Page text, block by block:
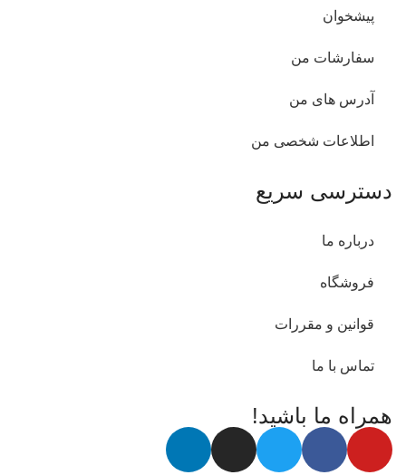
پیشخوان
سفارشات من
آدرس های من
اطلاعات شخصی من
دسترسی سریع
درباره ما
فروشگاه
قوانین و مقررات
تماس با ما
همراه ما باشید!